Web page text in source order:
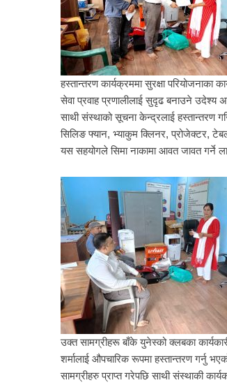
हस्तान्तरण कार्यक्रममा सुरक्षा
सेवा प्रवाह प्रणालीलाई सुदृढ बनाउने उदेश्य
साथी संस्थाको सूचना केन्द्रलाई हस्तान्तरण
सिलिङ फ्यान, भ्याकुम क्लिनर, प्रोजेक्टर,
यस सहयोगले सिमा नाकामा आवत जावत गर्ने
उक्त सामग्रीहरू बाँके युनेस्को क्लबका
शर्मालाई औपचारिक रूपमा हस्तान्तरण गर्नु
सामग्रीहरु प्राप्त गरेपछि साथी संस्थाकी